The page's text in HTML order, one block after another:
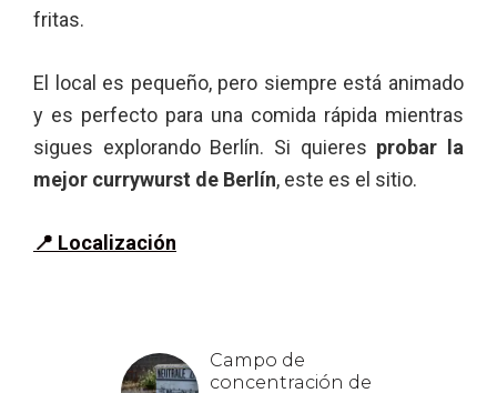
fritas.
El local es pequeño, pero siempre está animado
y es perfecto para una comida rápida mientras
sigues explorando Berlín. Si quieres probar la
mejor currywurst de Berlín, este es el sitio.
📍 Localización